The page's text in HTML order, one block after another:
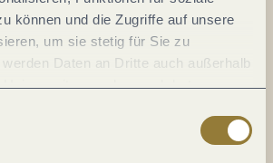
können und die Zugriffe auf unsere
um sie stetig für Sie zu
Daten an Dritte auch außerhalb
weitergegeben und dort
werden. Mit der Auswahl "Alle
zu Beeinträchtigungen in der Nutzung
der
Datenschutzerklärung